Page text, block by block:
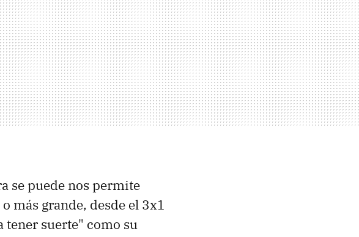
se puede nos permite
más grande, desde el 3x1
tener suerte" como su